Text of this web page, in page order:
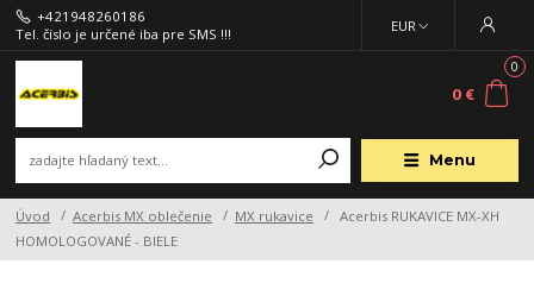
Menu
EUR
+421948260186
Tel. číslo je určené iba pre SMS !!!
0
0 €
Úvod Acerbis MX oblečenie MX rukavice
Acerbis RUKAVICE MX-XH
HOMOLOGOVANÉ - BIELE